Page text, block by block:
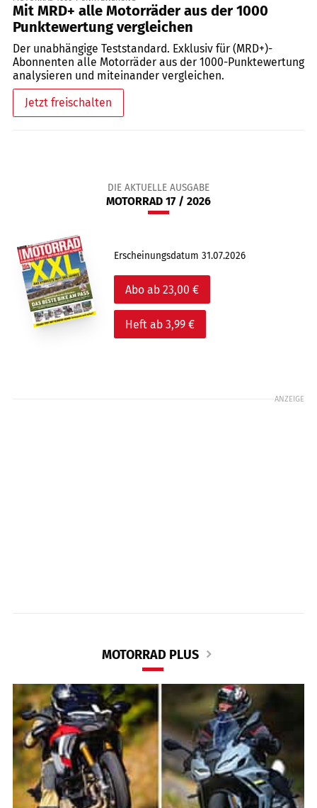
Mit MRD+ alle Motorräder aus der 1000
Punktewertung vergleichen
Der unabhängige Teststandard. Exklusiv für (MRD+)-
Abonnenten alle Motorräder aus der 1000-Punktewertung
analysieren und miteinander vergleichen.
Jetzt freischalten
DIE AKTUELLE AUSGABE
MOTORRAD 17 / 2026
Erscheinungsdatum 31.07.2026
Abo ab 23,00 €
Heft ab 3,99 €
ANZEIGE
MOTORRAD PLUS